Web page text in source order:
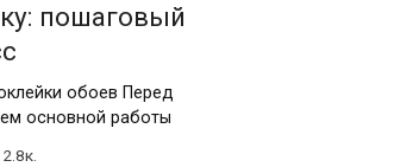
пошаговый
обоев Перед
основной работы
2.8к.